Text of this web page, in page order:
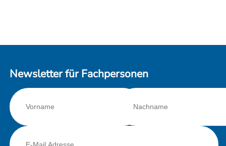
Newsletter für Fachpersonen